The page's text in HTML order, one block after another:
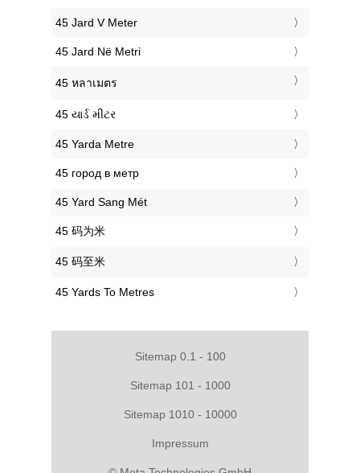
‎45 Jard V Meter
‎45 Jard Në Metri
‎45 หลาเมตร
‎45 યાર્ડ મીટર
‎45 Yarda Metre
‎45 город в метр
‎45 Yard Sang Mét
‎45 码为米
‎45 码至米
‎45 Yards To Metres
Sitemap 0.1 - 100
Sitemap 101 - 1000
Sitemap 1010 - 10000
Impressum